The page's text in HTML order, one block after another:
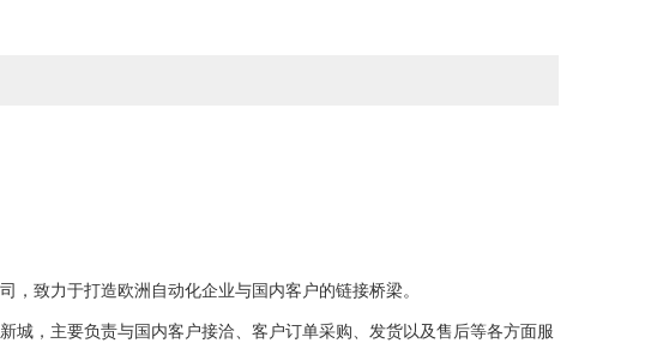
致力于打造欧洲自动化企业与国内客户的链接桥梁。
城，主要负责与国内客户接洽、客户订单采购、发货以及售后等各方面服